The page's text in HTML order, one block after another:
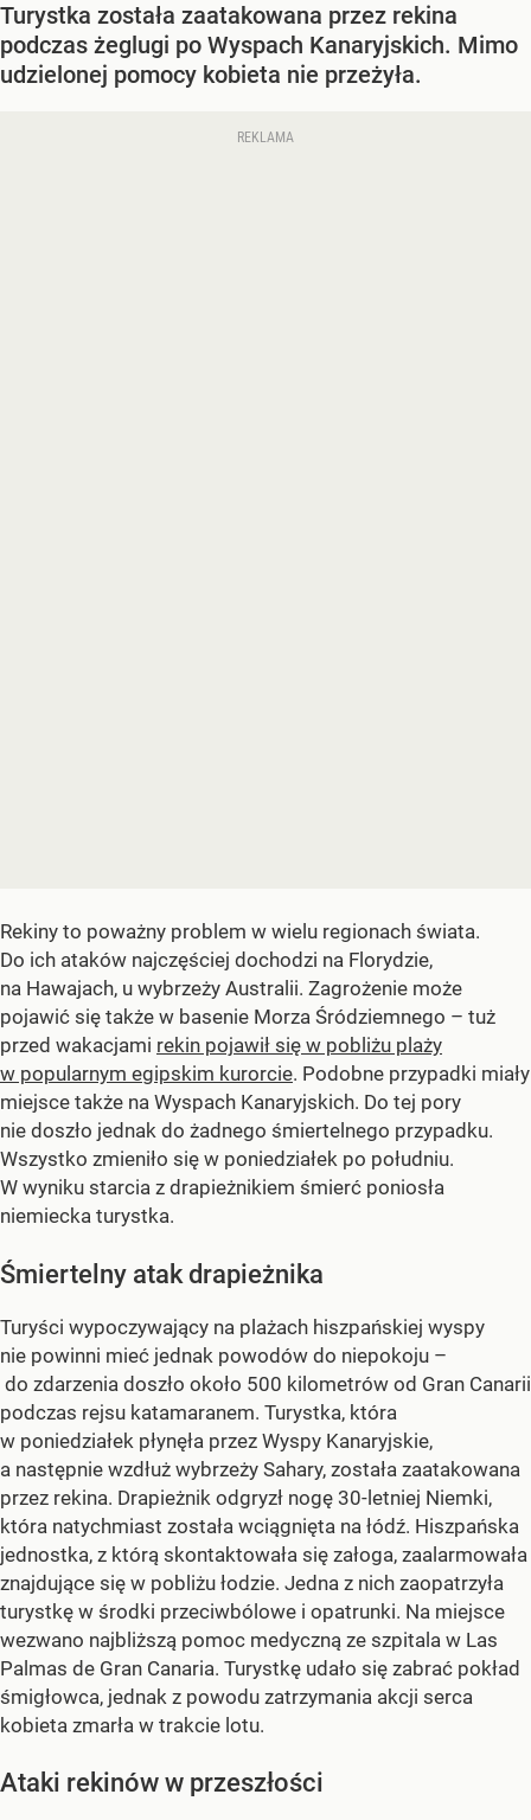
Turystka została zaatakowana przez rekina
podczas żeglugi po Wyspach Kanaryjskich. Mimo
udzielonej pomocy kobieta nie przeżyła.
Rekiny to poważny problem w wielu regionach świata.
Do ich ataków najczęściej dochodzi na Florydzie,
na Hawajach, u wybrzeży Australii. Zagrożenie może
pojawić się także w basenie Morza Śródziemnego – tuż
przed wakacjami rekin pojawił się w pobliżu plaży
w popularnym egipskim kurorcie. Podobne przypadki miały
miejsce także na Wyspach Kanaryjskich. Do tej pory
nie doszło jednak do żadnego śmiertelnego przypadku.
Wszystko zmieniło się w poniedziałek po południu.
W wyniku starcia z drapieżnikiem śmierć poniosła
niemiecka turystka.
Śmiertelny atak drapieżnika
Turyści wypoczywający na plażach hiszpańskiej wyspy
nie powinni mieć jednak powodów do niepokoju –
do zdarzenia doszło około 500 kilometrów od Gran Canarii
podczas rejsu katamaranem. Turystka, która
w poniedziałek płynęła przez Wyspy Kanaryjskie,
a następnie wzdłuż wybrzeży Sahary, została zaatakowana
przez rekina. Drapieżnik odgryzł nogę 30-letniej Niemki,
która natychmiast została wciągnięta na łódź. Hiszpańska
jednostka, z którą skontaktowała się załoga, zaalarmowała
znajdujące się w pobliżu łodzie. Jedna z nich zaopatrzyła
turystkę w środki przeciwbólowe i opatrunki. Na miejsce
wezwano najbliższą pomoc medyczną ze szpitala w Las
Palmas de Gran Canaria. Turystkę udało się zabrać pokład
śmigłowca, jednak z powodu zatrzymania akcji serca
kobieta zmarła w trakcie lotu.
Ataki rekinów w przeszłości